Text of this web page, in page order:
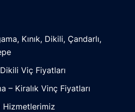
Kınık, Dikili, Çandarlı,
Viç Fiyatları
– Kiralık Vinç Fiyatları
Hizmetlerimiz